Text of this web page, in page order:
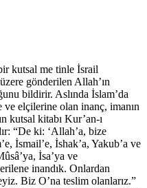
kutsal me tinle İsrail
gönderilen Allah’ın
bildirir. Aslında İslam’da
ve elçilerine olan inanç, imanın
kutsal kitabı Kur’an-ı
“De ki: ‘Allah’a, bize
İsmail’e, İshak’a, Yakub’a ve
İsa’ya ve
inandık. Onlardan
Biz O’na teslim olanlarız.”